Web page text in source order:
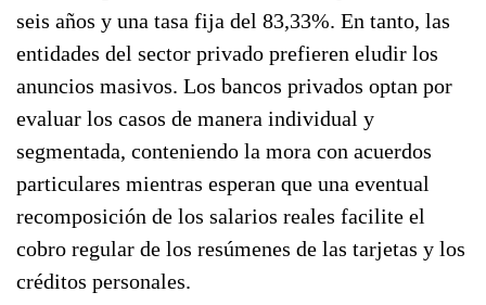
seis años y una tasa fija del 83,33%. En tanto, las
entidades del sector privado prefieren eludir los
anuncios masivos. Los bancos privados optan por
evaluar los casos de manera individual y
segmentada, conteniendo la mora con acuerdos
particulares mientras esperan que una eventual
recomposición de los salarios reales facilite el
cobro regular de los resúmenes de las tarjetas y los
créditos personales.